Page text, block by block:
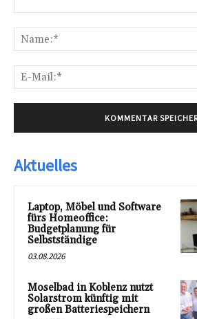
Aktuelles
Laptop, Möbel und Software
fürs Homeoffice:
Budgetplanung für
Selbstständige
03.08.2026
Moselbad in Koblenz nutzt
Solarstrom künftig mit
großen Batteriespeichern